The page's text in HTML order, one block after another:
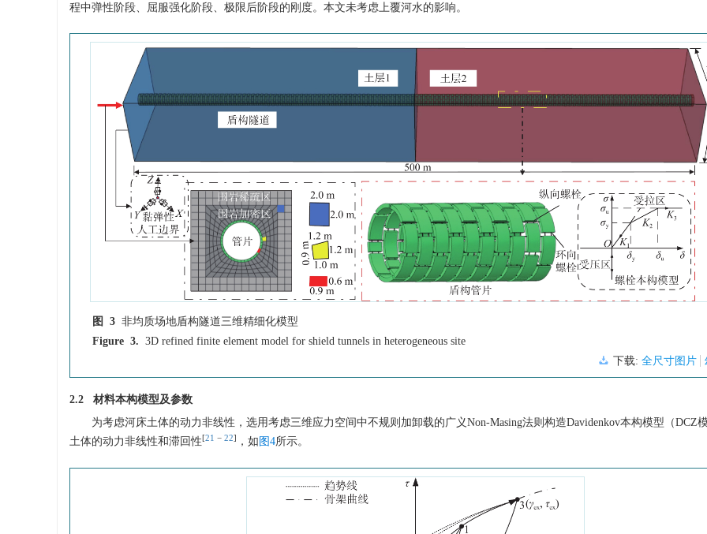
程中弹性阶段、屈服强化阶段、极限后阶段的刚度。本文未考虑上覆河水的影响。
图 3 非均质场地盾构隧道三维精细化模型
Figure 3. 3D refined finite element model for shield tunnels in heterogeneous site
下载: 全尺寸图片
2.2 材料本构模型及参数
为考虑河床土体的动力非线性，选用考虑三维应力空间中不规则加卸载的广义Non-Masing法则构造Davidenkov本构模型（DCZ
土体的动力非线性和滞回性[21 − 22] ，如 图4所示。